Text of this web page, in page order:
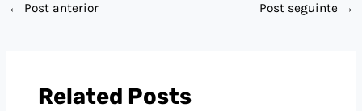
← Post anterior Post seguinte →
Related Posts